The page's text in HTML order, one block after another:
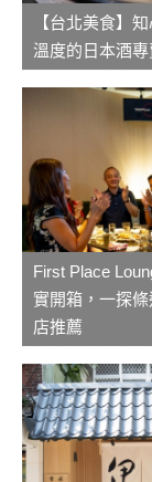
【台北美食】
溫度的日本酒專
First Place
實開箱，一探
店推薦